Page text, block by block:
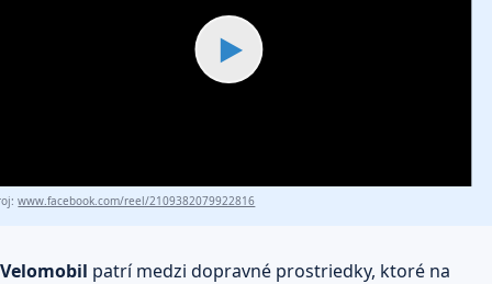
▶
www.facebook.com/reel/2109382079922816
Velomobil patrí medzi dopravné prostriedky, ktoré na